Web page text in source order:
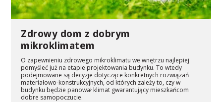
Zdrowy dom z dobrym
mikroklimatem
O zapewnieniu zdrowego mikroklimatu we wnętrzu najlepiej
pomyśleć już na etapie projektowania budynku. To wtedy
podejmowane są decyzje dotyczące konkretnych rozwiązań
materiałowo-konstrukcyjnych, od których zależy to, czy w
budynku będzie panował klimat gwarantujący mieszkańcom
dobre samopoczucie.